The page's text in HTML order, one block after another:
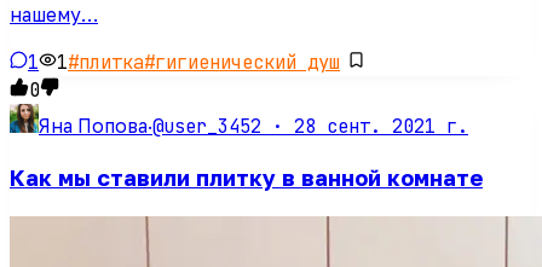
нашему…
1 1#плитка#гигиенический душ
0
Яна Попова·@user_3452 · 28 сент. 2021 г.
Как мы ставили плитку в ванной комнате